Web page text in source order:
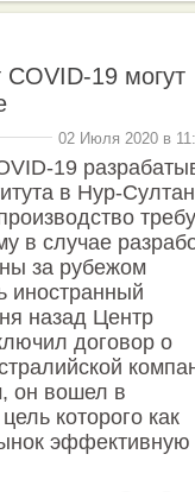
19 могут
02 Июля 2020 в
19
в Нур-
в случае
за рубежом
иностранный
назад Центр
договор о
он вошел в
которого как
эффективную